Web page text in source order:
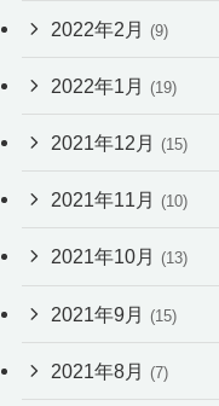
2022年2月 (9)
2022年1月 (19)
2021年12月 (15)
2021年11月 (10)
2021年10月 (13)
2021年9月 (15)
2021年8月 (7)